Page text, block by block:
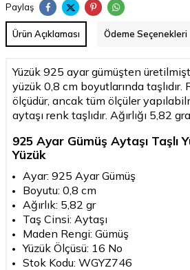
Paylaş
Ürün Açıklaması Ödeme Seçenekleri
Yüzük 925 ayar gümüşten
yüzük 0,8 cm boyutlarında
ölçüdür, ancak tüm ölçüler
aytaşı renk taşlıdır. Ağırlığı 5,82
925 Ayar Gümüş Aytaşı Taşlı
Yüzük
Ayar: 925 Ayar Gümüş
Boyutu: 0,8 cm
Ağırlık: 5,82 gr
Taş Cinsi: Aytaşı
Maden Rengi: Gümüş
Yüzük Ölçüsü: 16 No
Stok Kodu: WGYZ746